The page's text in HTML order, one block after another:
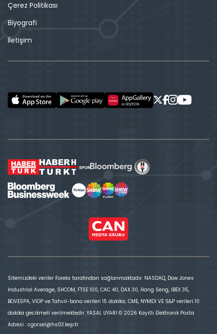
Çerez Politikası
Biyografi
İletişim
Sitemizdeki veriler Foreks tarafından sağlanmaktadır. NASDAQ, Dow Jones
Industrial Average, SHCOM, FTSE 100, CAC 40, DAX 30, Hang Seng, IBEX 35,
BOVESPA, VİOP ve Tahvil-bono verileri 15 dakika; CME, NYMEX VE S&P verileri 10
dakika gecikmeli verilmektedir. YASAL UYARI © 2026 Kayıtlı Elektronik Posta
Adresi : cgorsel@hs03.kep.tr